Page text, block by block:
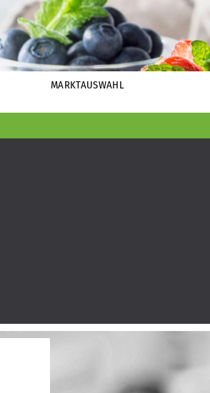
MARKTAUSWAHL